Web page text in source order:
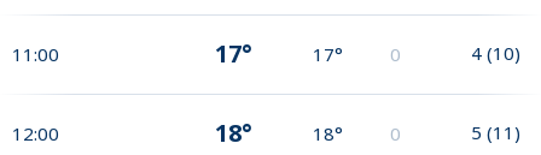
11:00 17° 17° 0 4 (10)
12:00 18° 18° 0 5 (11)